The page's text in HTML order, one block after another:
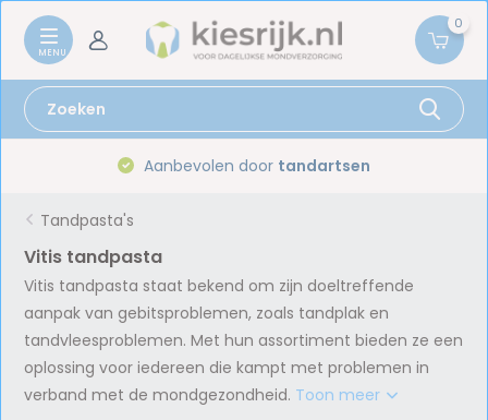
0
Gratis verzenden vanaf59,-
Tandpasta's
Vitis tandpasta
Vitis tandpasta staat bekend om zijn doeltreffende
aanpak van gebitsproblemen, zoals tandplak en
tandvleesproblemen. Met hun assortiment bieden ze een
oplossing voor iedereen die kampt met problemen in
verband met de mondgezondheid. Toon meer